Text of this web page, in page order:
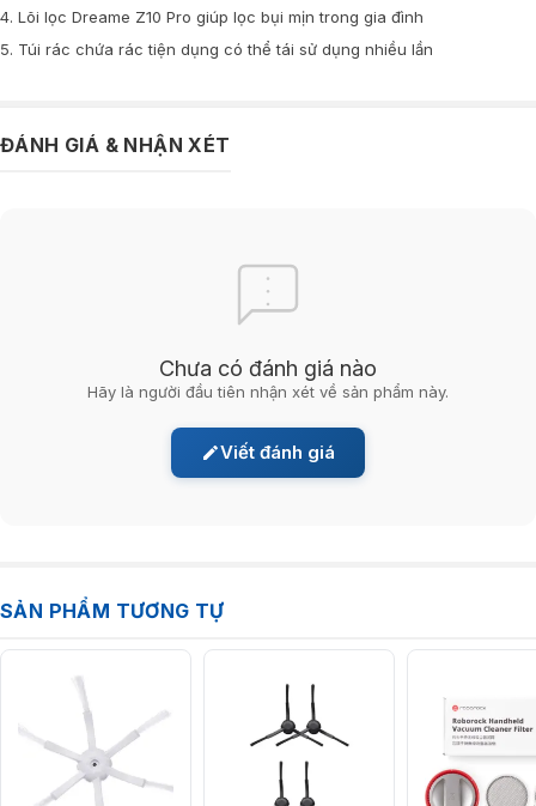
4. Lõi lọc Dreame Z10 Pro giúp lọc bụi mịn trong gia đình
5. Túi rác chứa rác tiện dụng có thể tái sử dụng nhiều lần
ĐÁNH GIÁ & NHẬN XÉT
Chưa có đánh giá nào
Hãy là người đầu tiên nhận xét về sản phẩm này.
Viết đánh giá
SẢN PHẨM TƯƠNG TỰ